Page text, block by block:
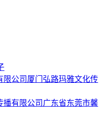
厦门弘路玛雅文化传
广东省东莞市馨